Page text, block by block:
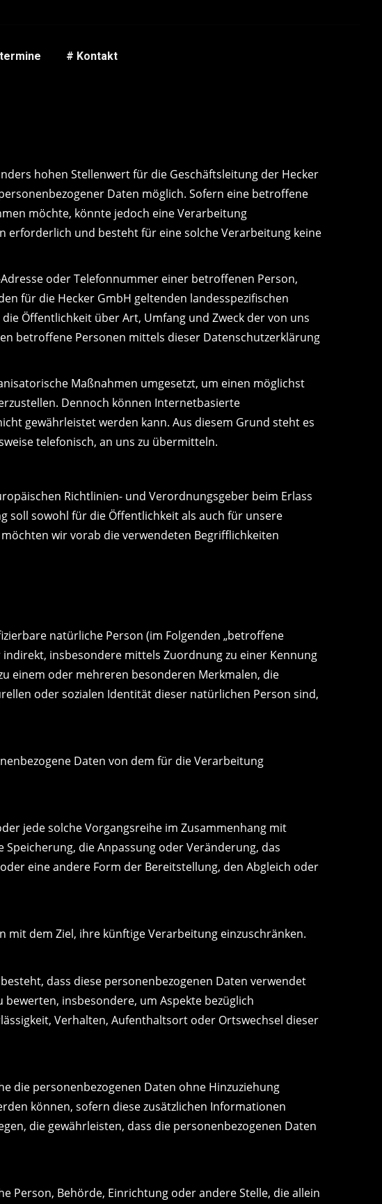
# Kontakt
hohen Stellenwert für die Geschäftsleitung der Hecker
Daten möglich. Sofern eine betroffene
möchte, könnte jedoch eine Verarbeitung
erforderlich und besteht für eine solche Verarbeitung keine
oder Telefonnummer einer betroffenen Person,
für die Hecker GmbH geltenden landesspezifischen
Öffentlichkeit über Art, Umfang und Zweck der von uns
betroffene Personen mittels dieser Datenschutzerklärung
Maßnahmen umgesetzt, um einen möglichst
Dennoch können Internetbasierte
gewährleistet werden kann. Aus diesem Grund steht es
telefonisch, an uns zu übermitteln.
Richtlinien- und Verordnungsgeber beim Erlass
soll sowohl für die Öffentlichkeit als auch für unsere
wir vorab die verwendeten Begrifflichkeiten
natürliche Person (im Folgenden „betroffene
insbesondere mittels Zuordnung zu einer Kennung
einem oder mehreren besonderen Merkmalen, die
oder sozialen Identität dieser natürlichen Person sind,
Daten von dem für die Verarbeitung
jede solche Vorgangsreihe im Zusammenhang mit
die Anpassung oder Veränderung, das
eine andere Form der Bereitstellung, den Abgleich oder
dem Ziel, ihre künftige Verarbeitung einzuschränken.
dass diese personenbezogenen Daten verwendet
insbesondere, um Aspekte bezüglich
Verhalten, Aufenthaltsort oder Ortswechsel dieser
die personenbezogenen Daten ohne Hinzuziehung
können, sofern diese zusätzlichen Informationen
die gewährleisten, dass die personenbezogenen Daten
Behörde, Einrichtung oder andere Stelle, die allein